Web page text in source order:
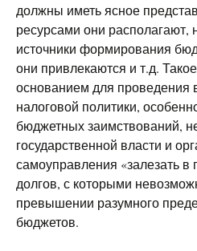
должны иметь ясное
ресурсами они располагают,
источники формирования
они привлекаются и т.д.
основанием для
налоговой политики,
бюджетных заимствований,
государственной власти и
самоуправления «залезать
долгов, с которыми
превышении разумного
бюджетов.